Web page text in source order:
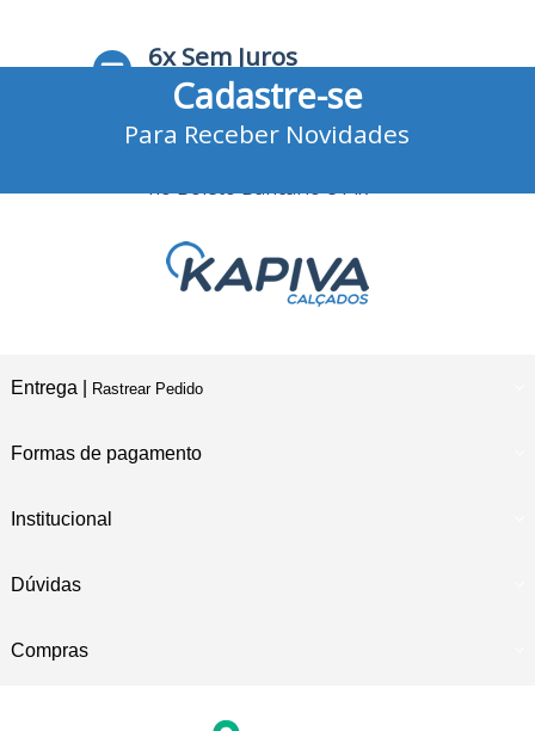
6x Sem Juros
no Cartão de Crédito
no Boleto Bancário e Pix
Cadastre-se
Para Receber Novidades
Entrega | Rastrear Pedido
Formas de pagamento
Institucional
Dúvidas
Compras